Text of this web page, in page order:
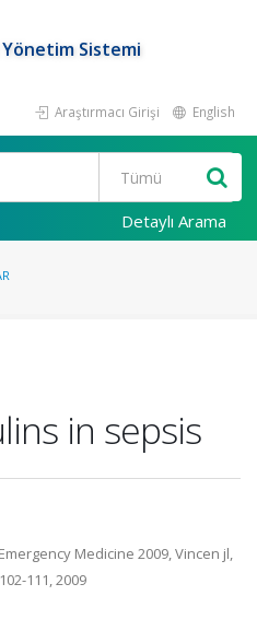
Sistemi
Araştırmacı Girişi English
Detaylı Arama
in sepsis
Medicine 2009, Vincen jl,
111, 2009